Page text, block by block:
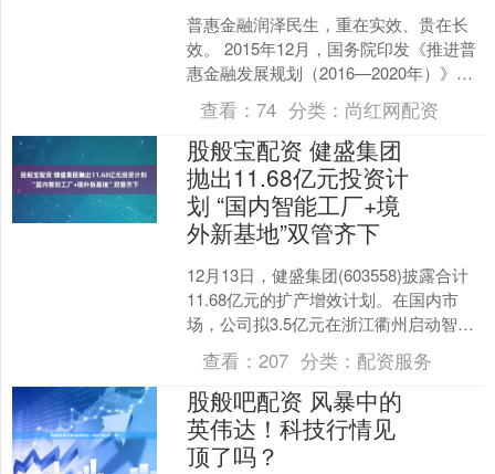
普惠金融润泽民生，重在实效、贵在长
效。 2015年12月，国务院印发《推进普
惠金融发展规划（2016—2020年）》，
在明确普惠金融服务客群的同时对各类
金融机构....
查看：74 分类： 尚红网配资
股般宝配资 健盛集团
抛出11.68亿元投资计
划 “国内智能工厂+境
外新基地”双管齐下
12月13日，健盛集团(603558)披露合计
11.68亿元的扩产增效计划。在国内市
场，公司拟3.5亿元在浙江衢州启动智能
制造工厂建设；在境外市场，公司拟
8.1....
查看：207 分类： 配资服务
股般吧配资 风暴中的
英伟达！科技行情见
顶了吗？